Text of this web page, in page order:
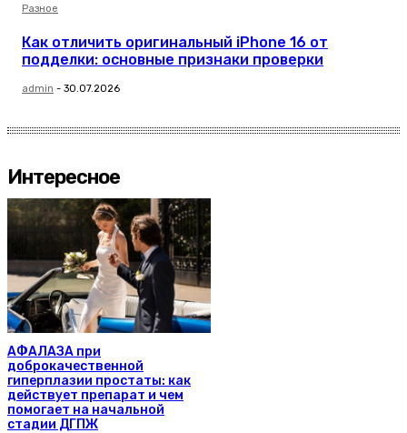
Разное
Как отличить оригинальный iPhone 16 от
подделки: основные признаки проверки
admin - 30.07.2026
Интересное
АФАЛАЗА при
доброкачественной
гиперплазии простаты: как
действует препарат и чем
помогает на начальной
стадии ДГПЖ